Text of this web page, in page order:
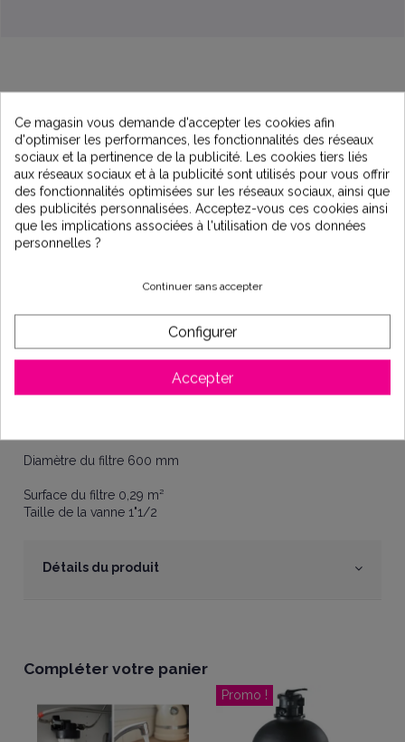
Description
Vanne 6 voies avec manomètre montée en top (dessus).
Base injectée pour une parfaite assise du filtre.
Filtre en polyéthylène soufflé haute densité, résiste aux
Cuve anti-corrosion pour une utilisation sous tout type de
Système breveté de crépines escamotables pour une
Matière du filtre : polyéthylène
Diamètre du filtre 600 mm
Surface du filtre 0,29 m²
Taille de la vanne 1"1/2
Détails du produit
Compléter votre panier
Ce magasin vous demande d'accepter les cookies afin
d'optimiser les performances, les fonctionnalités des réseaux
sociaux et la pertinence de la publicité. Les cookies tiers liés
aux réseaux sociaux et à la publicité sont utilisés pour vous offrir
des fonctionnalités optimisées sur les réseaux sociaux, ainsi que
des publicités personnalisées. Acceptez-vous ces cookies ainsi
que les implications associées à l'utilisation de vos données
personnelles ?
Continuer sans accepter
Configurer
Accepter